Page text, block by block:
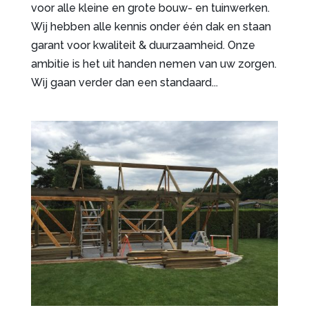
voor alle kleine en grote bouw- en tuinwerken.
Wij hebben alle kennis onder één dak en staan
garant voor kwaliteit & duurzaamheid. Onze
ambitie is het uit handen nemen van uw zorgen.
Wij gaan verder dan een standaard...